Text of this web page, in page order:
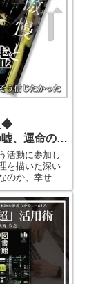
◆
、運命の
かった
活動に参加し
を描いた深い
のか、幸せに
傲慢であり、
。善良とはと
こともありう
るために男女